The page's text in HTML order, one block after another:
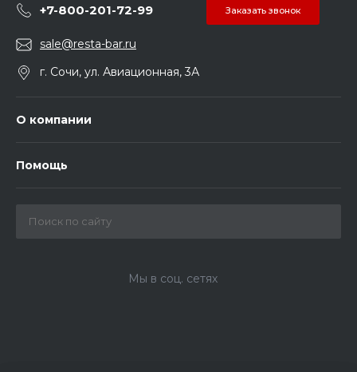
+7-800-201-72-99 Заказать звонок
sale@resta-bar.ru
г. Сочи, ул. Авиационная, 3А
О компании
Помощь
Мы в соц. сетях